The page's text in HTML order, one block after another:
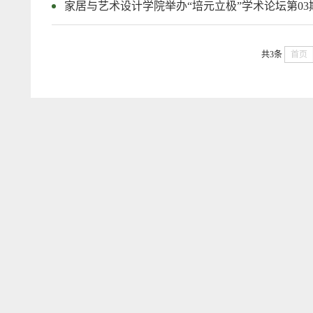
家居与艺术设计学院举办“培元立极”学术论坛第03
共3条 首页